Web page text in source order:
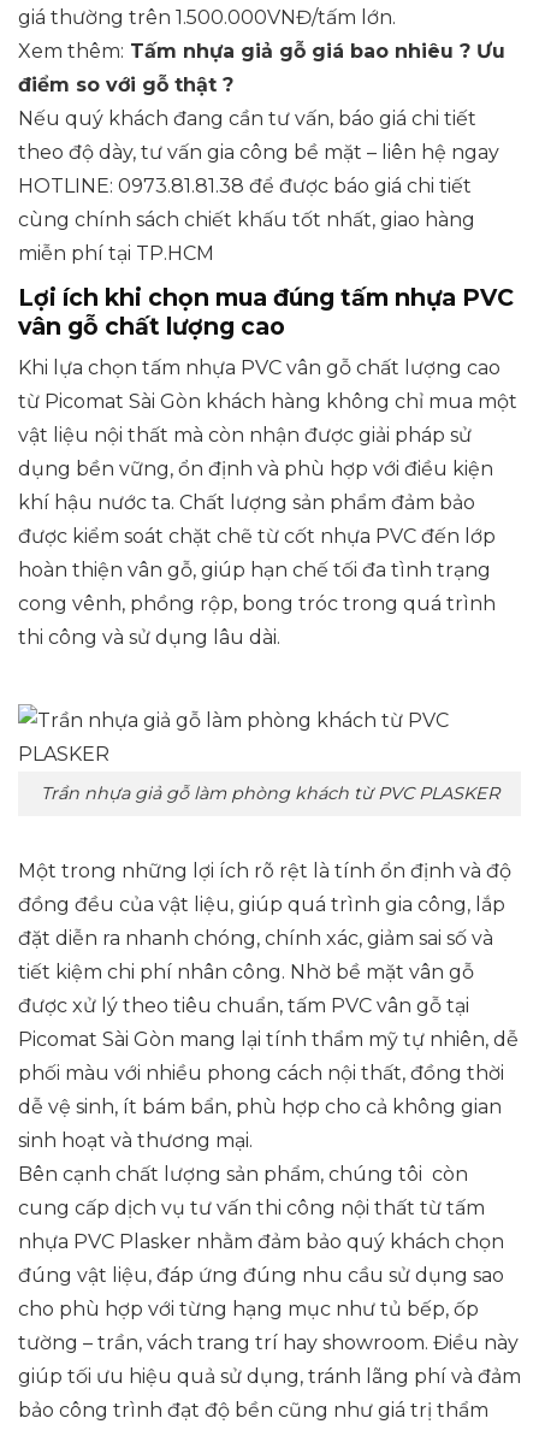
giá thường trên 1.500.000VNĐ/tấm lớn.
Xem thêm: Tấm nhựa giả gỗ giá bao nhiêu ? Ưu
điểm so với gỗ thật ?
Nếu quý khách đang cần tư vấn, báo giá chi tiết
theo độ dày, tư vấn gia công bề mặt – liên hệ ngay
HOTLINE: 0973.81.81.38 để được báo giá chi tiết
cùng chính sách chiết khấu tốt nhất, giao hàng
miễn phí tại TP.HCM
Lợi ích khi chọn mua đúng tấm nhựa PVC
vân gỗ chất lượng cao
Khi lựa chọn tấm nhựa PVC vân gỗ chất lượng cao
từ Picomat Sài Gòn khách hàng không chỉ mua một
vật liệu nội thất mà còn nhận được giải pháp sử
dụng bền vững, ổn định và phù hợp với điều kiện
khí hậu nước ta. Chất lượng sản phẩm đảm bảo
được kiểm soát chặt chẽ từ cốt nhựa PVC đến lớp
hoàn thiện vân gỗ, giúp hạn chế tối đa tình trạng
cong vênh, phồng rộp, bong tróc trong quá trình
thi công và sử dụng lâu dài.
Trần nhựa giả gỗ làm phòng khách từ PVC PLASKER
Một trong những lợi ích rõ rệt là tính ổn định và độ
đồng đều của vật liệu, giúp quá trình gia công, lắp
đặt diễn ra nhanh chóng, chính xác, giảm sai số và
tiết kiệm chi phí nhân công. Nhờ bề mặt vân gỗ
được xử lý theo tiêu chuẩn, tấm PVC vân gỗ tại
Picomat Sài Gòn mang lại tính thẩm mỹ tự nhiên, dễ
phối màu với nhiều phong cách nội thất, đồng thời
dễ vệ sinh, ít bám bẩn, phù hợp cho cả không gian
sinh hoạt và thương mại.
Bên cạnh chất lượng sản phẩm, chúng tôi còn
cung cấp dịch vụ tư vấn thi công nội thất từ tấm
nhựa PVC Plasker nhằm đảm bảo quý khách chọn
đúng vật liệu, đáp ứng đúng nhu cầu sử dụng sao
cho phù hợp với từng hạng mục như tủ bếp, ốp
tường – trần, vách trang trí hay showroom. Điều này
giúp tối ưu hiệu quả sử dụng, tránh lãng phí và đảm
bảo công trình đạt độ bền cũng như giá trị thẩm